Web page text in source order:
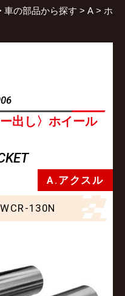
車の部品から探す > A > ホ
出し〉ホイール
A.アクスル
WCR-130N